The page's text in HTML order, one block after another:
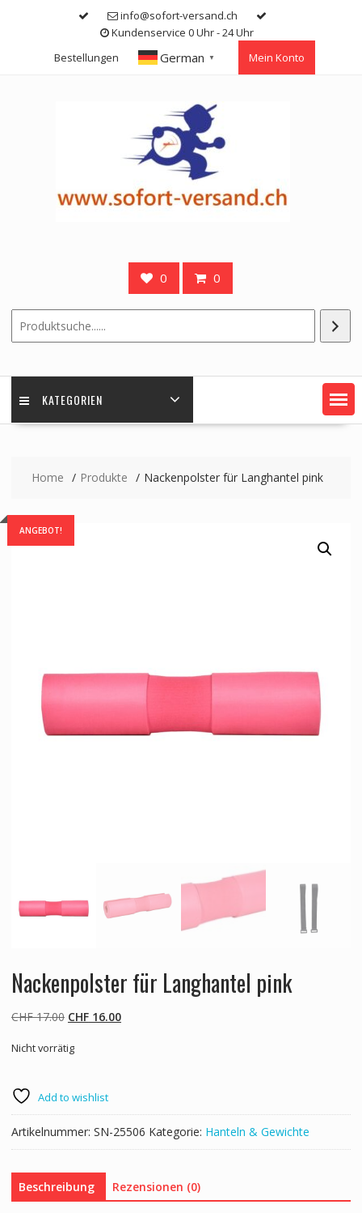
info@sofort-versand.ch
Kundenservice 0 Uhr - 24 Uhr
Bestellungen
German ▼ Mein Konto
0 0
KATEGORIEN
Home Produkte Nackenpolster für Langhantel pink
ANGEBOT!
Nackenpolster für Langhantel pink
CHF17.00 Ursprünglicher
war:
CHF16.00Aktueller
Nicht vorrätig
Add to wishlist
Artikelnummer: SN-25506 Kategorie: Hanteln & Gewichte
Beschreibung Rezensionen (0)